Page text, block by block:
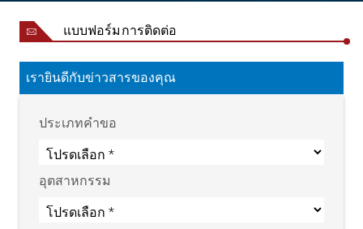
แบบฟอร์มการติดต่อ
เรายินดีกับข่าวสารของคุณ
ประเภทคำขอ
อุตสาหกรรม